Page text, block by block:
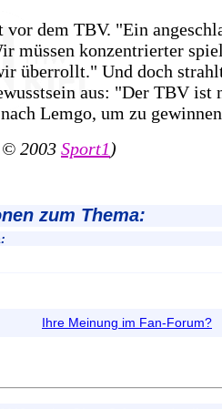
vor dem TBV. "Ein
müssen konzentrierter
überrollt." Und doch
aus: "Der TBV ist
Lemgo, um zu
© 2003 Sport1)
zum Thema:
Ihre Meinung im Fan-Forum?